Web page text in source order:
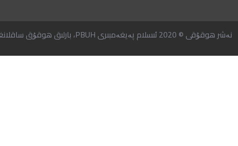
نەشر ھوقۇقى © 2020 ئىسلام پەيغەمبىرى PBUH، بارلىق ھوقۇق ساقلانغان